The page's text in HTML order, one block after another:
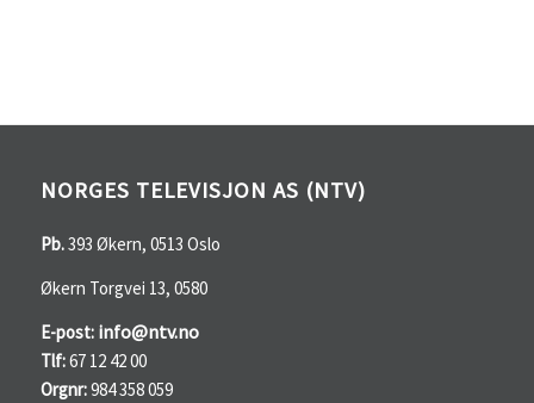
NORGES TELEVISJON AS (NTV)
Pb.393 Økern, 0513 Oslo
Økern Torgvei 13, 0580
E-post: info@ntv.no
Tlf:67 12 42 00
Orgnr:984 358 059